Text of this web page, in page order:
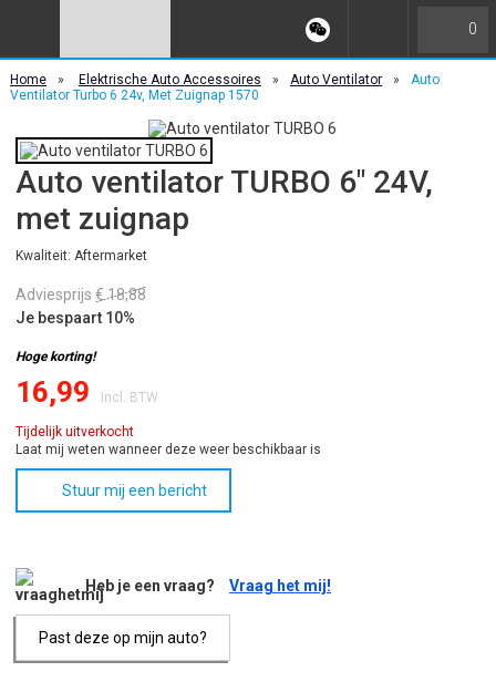
0
Home » Elektrische Auto Accessoires » Auto Ventilator »
Auto
Ventilator Turbo 6 24v, Met Zuignap 1570
Auto ventilator TURBO 6" 24V,
met zuignap
Kwaliteit: Aftermarket
Adviesprijs € 18,88
Je bespaart 10%
Hoge korting!
16,99 Incl. BTW
Tijdelijk uitverkocht
Laat mij weten wanneer deze weer beschikbaar is
Stuur mij een bericht
Heb je een vraag? Vraag het mij!
Past deze op mijn auto?